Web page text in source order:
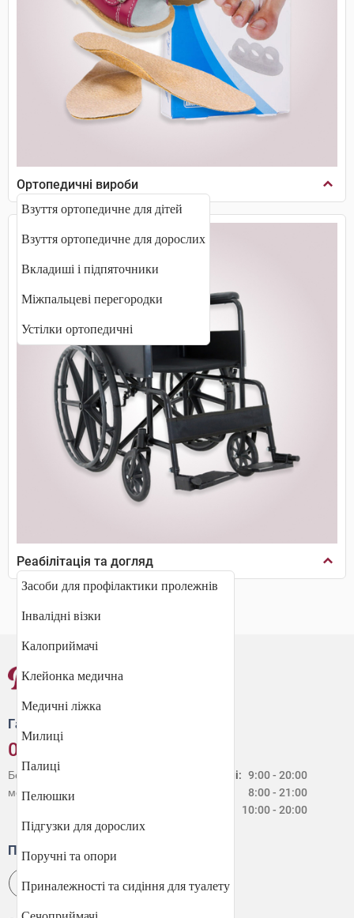
Ортопедичні вироби
Взуття ортопедичне для дітей
Взуття ортопедичне для дорослих
Вкладиші і підпяточники
Міжпальцеві перегородки
Устілки ортопедичні
Реабілітація та догляд
Засоби для профілактики пролежнів
Інвалідні візки
Калоприймачі
Клейонка медична
Медичні ліжка
Милиці
Палиці
Пелюшки
Підгузки для дорослих
Поручні та опори
Приналежності та сидіння для туалету
Гаряча лінія
0 800 30 20 60
Будні: 9:00 - 20:00
8:00 - 21:00
10:00 - 20:00
Безкоштовно зі стаціонарних і
мобільних телефонів в Україні
Приєднуйтесь